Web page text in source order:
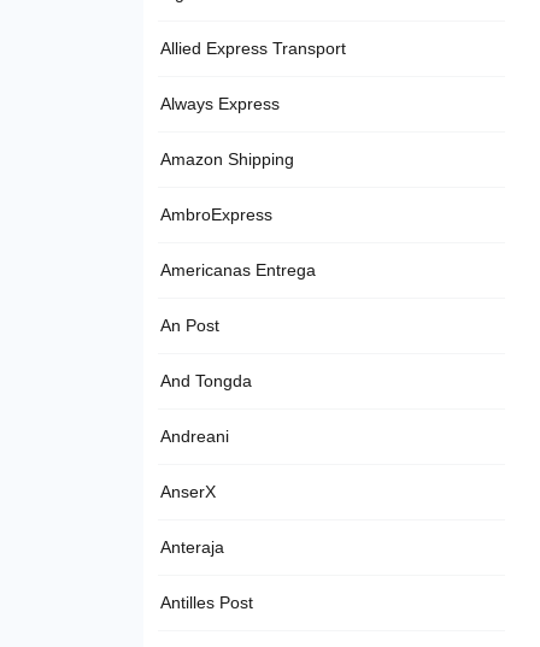
Allied Express Transport
Always Express
Amazon Shipping
AmbroExpress
Americanas Entrega
An Post
And Tongda
Andreani
AnserX
Anteraja
Antilles Post